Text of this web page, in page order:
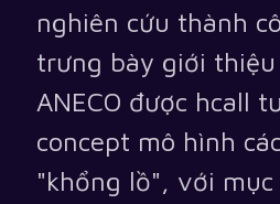
nghiên cứu thành
trưng bày giới thiệu
ANECO được hcall
concept mô hình
"khổng lồ", với mục